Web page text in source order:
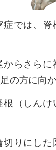
症では、脊
からさらに
の方に向か
根（しんけ
切りにした